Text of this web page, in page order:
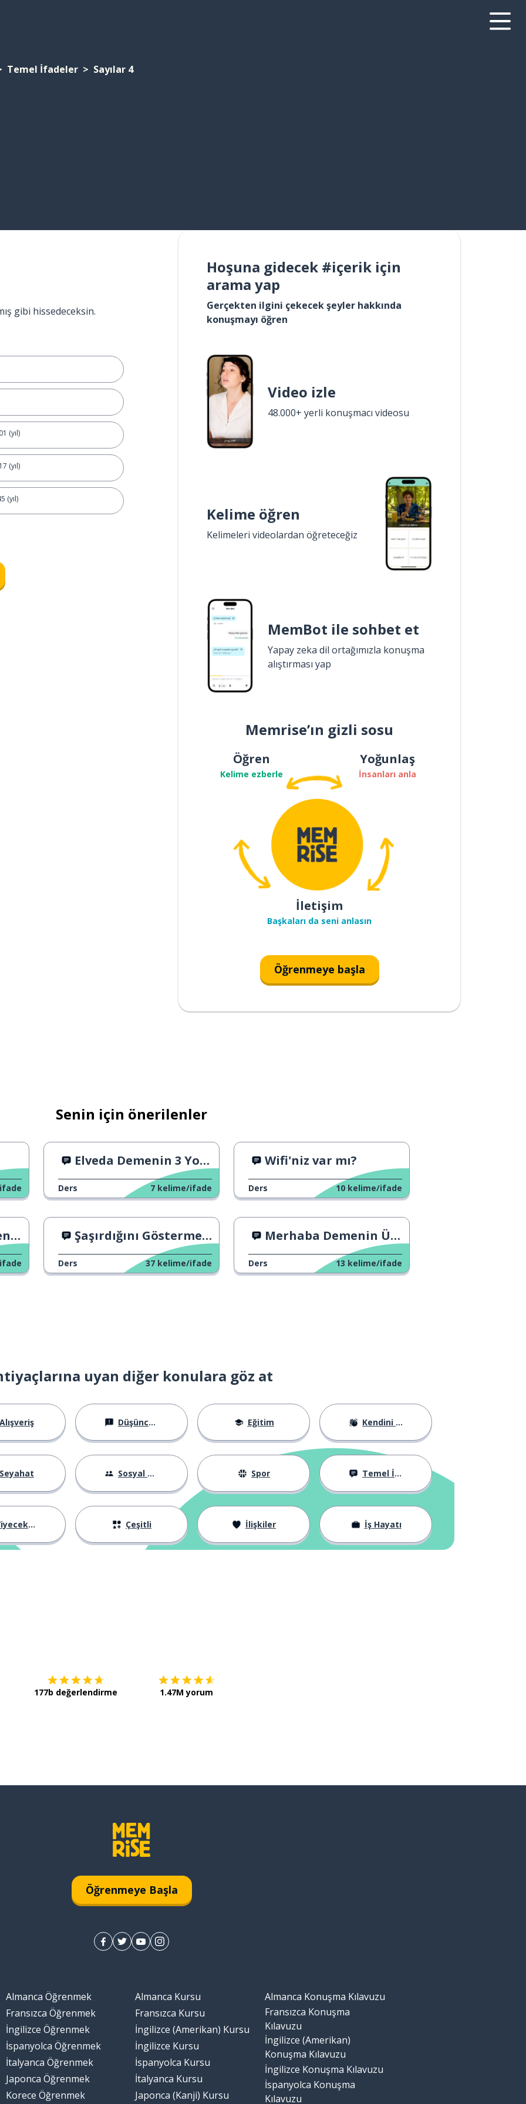
Temel İfadeler Sayılar 4
gibi hissedeceksin.
(yıl)
(yıl)
(yıl)
Hoşuna gidecek #içerik için
arama yap
Gerçekten ilgini çekecek şeyler hakkında
konuşmayı öğren
Video izle
48.000+ yerli konuşmacı videosu
Kelime öğren
Kelimeleri videolardan öğreteceğiz
MemBot ile sohbet et
Yapay zeka dil ortağımızla konuşma
alıştırması yap
Memrise’ın gizli sosu
Öğren
Kelime ezberle
Yoğunlaş
İnsanları anla
İletişim
Başkaları da seni anlasın
Öğrenmeye başla
Senin için önerilenler
Elveda Demenin 3 Yolu 2
Ders 7 kelime/ifade
Wifi'niz var mı?
Ders 10 kelime/ifade
Şaşırdığını Göstermenin Üç Yolu
Ders 37 kelime/ifade
Merhaba Demenin Üç Yolu 1
Ders 13 kelime/ifade
uyan diğer konulara göz at
Alışveriş Düşünceler Eğitim Kendini Tanıtma
Seyahat Sosyal Hayat Spor Temel İfadeler
Çeşitli İlişkiler İş Hayatı
177b değerlendirme 1.47M yorum
Öğrenmeye Başla
Almanca Öğrenmek
Fransızca Öğrenmek
İngilizce Öğrenmek
İspanyolca Öğrenmek
İtalyanca Öğrenmek
Japonca Öğrenmek
Korece Öğrenmek
Almanca Kursu
Fransızca Kursu
İngilizce (Amerikan) Kursu
İngilizce Kursu
İspanyolca Kursu
İtalyanca Kursu
Japonca (Kanji) Kursu
Almanca Konuşma Kılavuzu
Fransızca Konuşma
Kılavuzu
İngilizce (Amerikan)
Konuşma Kılavuzu
İngilizce Konuşma Kılavuzu
İspanyolca Konuşma
Kılavuzu